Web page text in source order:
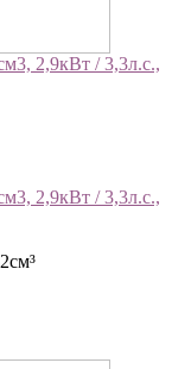
2,9кВт / 3,3л.с.,
2,9кВт / 3,3л.с.,